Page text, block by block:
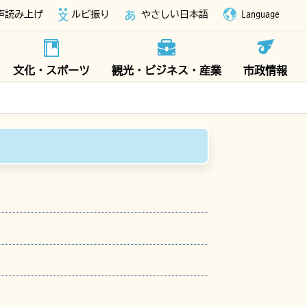
読み上げ ルビ振り やさしい日本語 Language
文化・スポーツ 観光・ビジネス・産業 市政情報